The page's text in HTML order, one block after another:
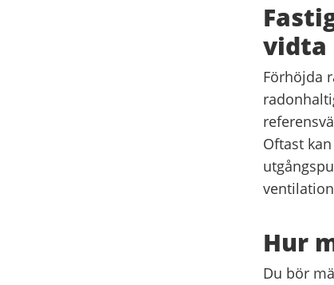
vidta
Förhöjda
Oftast
Hur
Du bör